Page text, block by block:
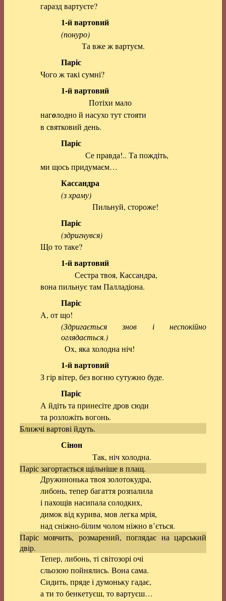
гаразд вартуєте?
1-й вартовий
(понуро)
Та вже ж вартуєм.
Паріс
Чого ж такі сумні?
1-й вартовий
Потіхи мало
наголодно й насухо тут стояти
в святковий день.
Паріс
Се правда!.. Та пождіть,
ми щось придумаєм…
Кассандра
(з храму)
Пильнуй, стороже!
Паріс
(здригнувся)
Що то таке?
1-й вартовий
Сестра твоя, Кассандра,
вона пильнує там Палладіона.
Паріс
А, от що!
(Здригається знов і неспокійно
оглядається.)
Ох, яка холодна ніч!
1-й вартовий
З гір вітер, без вогню сутужно буде.
Паріс
А йдіть та принесіте дров сюди
та розложіть вогонь.
Ближчі вартові йдуть.
Сінон
Так, ніч холодна.
Паріс загортається щільніше в плащ.
Дружинонька твоя золотокудра,
либонь, тепер багаття розпалила
і пахощів насипала солодких,
димок від курива, мов легка мрія,
над сніжно-білим чолом ніжно в’ється.
Паріс мовчить, розмарений, поглядає на царський
двір.
Тепер, либонь, ті світозорі очі
сльозою пойнялись. Вона сама.
Сидить, пряде і думоньку гадає,
а ти то бенкетуєш, то вартуєш…